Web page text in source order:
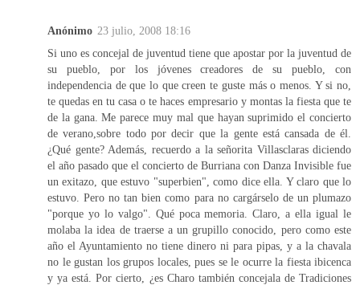
Anónimo 23 julio, 2008 18:16
Si uno es concejal de juventud tiene que apostar por la juventud de
su pueblo, por los jóvenes creadores de su pueblo, con
independencia de que lo que creen te guste más o menos. Y si no,
te quedas en tu casa o te haces empresario y montas la fiesta que te
de la gana. Me parece muy mal que hayan suprimido el concierto
de verano,sobre todo por decir que la gente está cansada de él.
¿Qué gente? Además, recuerdo a la señorita Villasclaras diciendo
el año pasado que el concierto de Burriana con Danza Invisible fue
un exitazo, que estuvo "superbien", como dice ella. Y claro que lo
estuvo. Pero no tan bien como para no cargárselo de un plumazo
"porque yo lo valgo". Qué poca memoria. Claro, a ella igual le
molaba la idea de traerse a un grupillo conocido, pero como este
año el Ayuntamiento no tiene dinero ni para pipas, y a la chavala
no le gustan los grupos locales, pues se le ocurre la fiesta ibicenca
y ya está. Por cierto, ¿es Charo también concejala de Tradiciones